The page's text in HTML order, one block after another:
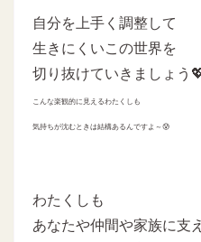
自分を上手く調整して
生きにくいこの世界を
切り抜けていきましょう
こんな楽観的に見えるわたくしも
気持ちが沈むときは結構あるんですよ～😰
わたくしも
あなたや仲間や家族に支